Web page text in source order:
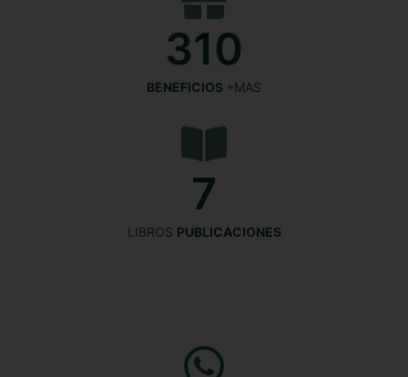
BENEFICIOS +MAS
310
LIBROS PUBLICACIONES
7